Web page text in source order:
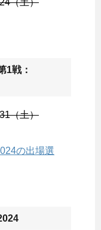
（土）
1戦：
（土）
の出場選